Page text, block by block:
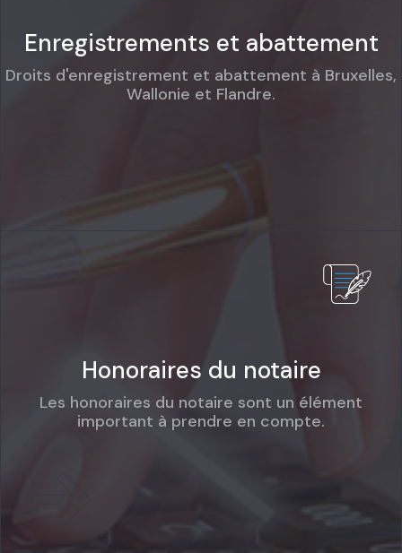
Enregistrements et abattement
Droits d'enregistrement et abattement à Bruxelles,
Wallonie et Flandre.
Honoraires du notaire
Les honoraires du notaire sont un élément
important à prendre en compte.